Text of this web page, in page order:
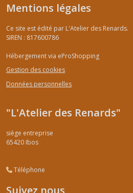
Mentions légales
Ce site est édité par L'Atelier des Renards.
SIREN : 817600786
Hébergement via eProShopping
Gestion des cookies
Données personnelles
"L'Atelier des Renards"
siège entreprise
65420 Ibos
Téléphone
Suivez nous